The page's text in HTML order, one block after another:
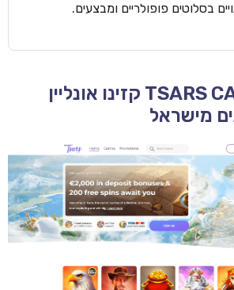
בסלוטים פופולריים ומבצעים.
TSARS CASINO – 2026 קזינו אונליין
מישראל